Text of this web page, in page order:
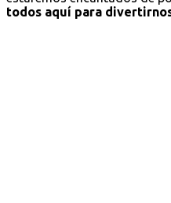
todos aquí para